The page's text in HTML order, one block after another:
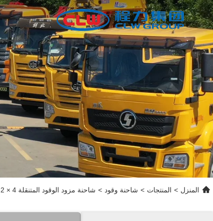
المنزل > المنتجات > شاحنة وقود > شاحنة مزود الوقود المتنقلة 4 × 2 ماركة CLW شاحنة ناقلة الديزل مع مضخة سنستار ومركب خرطوم